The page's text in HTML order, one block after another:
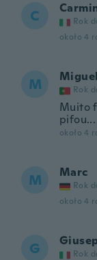
C Rok
około 4
M Miguel
Rok
Muito
pifou...
około 4
M Marc
Rok
około 4
G Rok